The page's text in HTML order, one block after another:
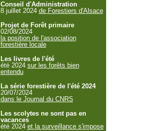
Conseil d'Administration
8 juillet 2024 de Forestiers d'Alsace
Projet de Forêt primaire
02/08/2024
la position de l'association
forestière locale
Les livres de l'été
été 2024 sur les forêts bien
entendu
La série forestière de l'été 2024
20/07/2024
dans le Journal du CNRS
Les scolytes ne sont pas en
vacances
été 2024 et la surveillance s'impose